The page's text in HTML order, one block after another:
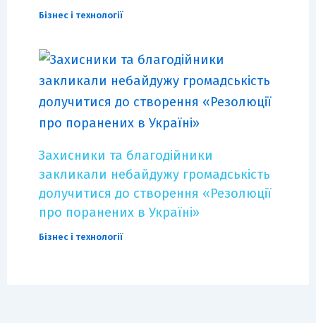
Бізнес і технології
Захисники та благодійники
закликали небайдужу громадськість
долучитися до створення «Резолюції
про поранених в Україні»
Бізнес і технології